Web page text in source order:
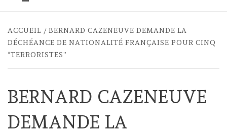
ACCUEIL
BERNARD CAZENEUVE DEMANDE LA
DÉCHÉANCE DE NATIONALITÉ FRANÇAISE POUR CINQ
“TERRORISTES”
BERNARD CAZENEUVE
DEMANDE LA